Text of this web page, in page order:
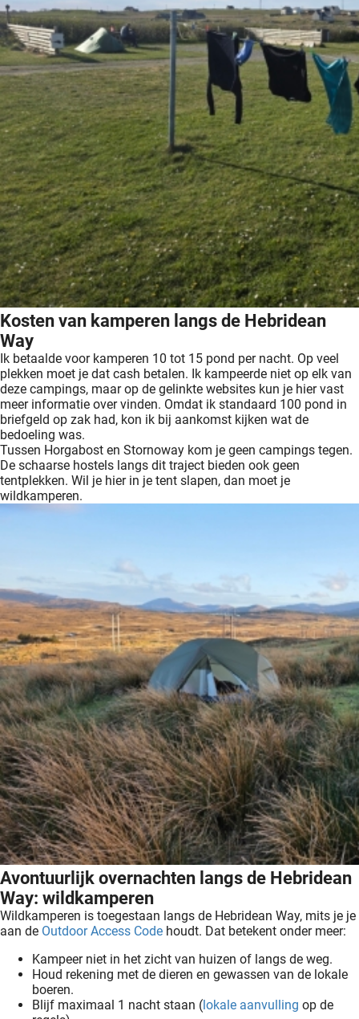
Kosten van kamperen langs de Hebridean
Way
Ik betaalde voor kamperen 10 tot 15 pond per nacht. Op veel
plekken moet je dat cash betalen. Ik kampeerde niet op elk van
deze campings, maar op de gelinkte websites kun je hier vast
meer informatie over vinden. Omdat ik standaard 100 pond in
briefgeld op zak had, kon ik bij aankomst kijken wat de
bedoeling was.
Tussen Horgabost en Stornoway kom je geen campings tegen.
De schaarse hostels langs dit traject bieden ook geen
tentplekken. Wil je hier in je tent slapen, dan moet je
wildkamperen.
Avontuurlijk overnachten langs de Hebridean
Way: wildkamperen
Wildkamperen is toegestaan langs de Hebridean Way, mits je je
aan de Outdoor Access Code houdt. Dat betekent onder meer:
Kampeer niet in het zicht van huizen of langs de weg.
Houd rekening met de dieren en gewassen van de lokale
boeren.
Blijf maximaal 1 nacht staan (lokale aanvulling op de